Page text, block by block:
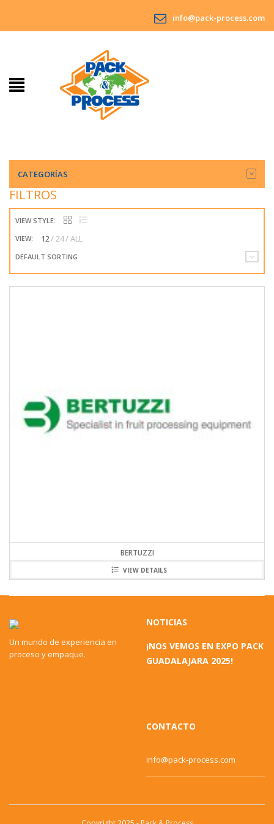
info@pack-process.com
CATEGORÍAS
FILTROS
VIEW STYLE:
VIEW:
12 24 ALL
DEFAULT SORTING
BERTUZZI
VIEW DETAILS
Un mundo de experiencia en
proceso y empaque.
NOTICIAS
¡NOS VEMOS EN EXPO PACK
GUADALAJARA 2025!
CONTACTO
info@pack-process.com